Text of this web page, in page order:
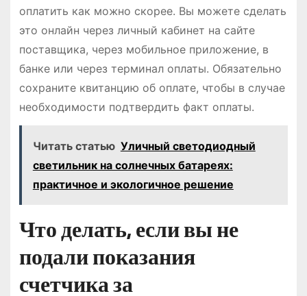
оплатить как можно скорее. Вы можете сделать
это онлайн через личный кабинет на сайте
поставщика, через мобильное приложение, в
банке или через терминал оплаты. Обязательно
сохраните квитанцию об оплате, чтобы в случае
необходимости подтвердить факт оплаты.
Читать статью Уличный светодиодный
светильник на солнечных батареях:
практичное и экологичное решение
Что делать, если вы не
подали показания
счетчика за